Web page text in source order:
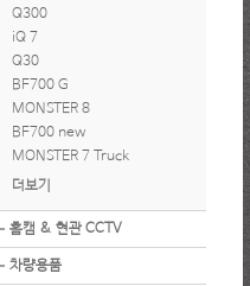
Q300
iQ 7
Q30
BF700 G
MONSTER 8
BF700 new
MONSTER 7 Truck
더보기
홈캠 & 현관 CCTV
차량용품